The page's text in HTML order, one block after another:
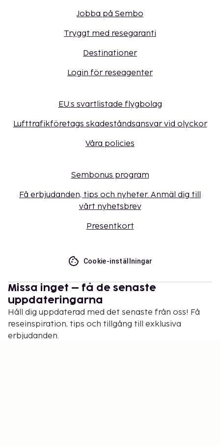
Jobba på Sembo
Tryggt med resegaranti
Destinationer
Login för reseagenter
EU:s svartlistade flygbolag
Lufttrafikföretags skadeståndsansvar vid olyckor
Våra policies
Sembonus program
Få erbjudanden, tips och nyheter. Anmäl dig till
vårt nyhetsbrev
Presentkort
Cookie-inställningar
Missa inget – få de senaste
uppdateringarna
Håll dig uppdaterad med det senaste från oss! Få
reseinspiration, tips och tillgång till exklusiva
erbjudanden.